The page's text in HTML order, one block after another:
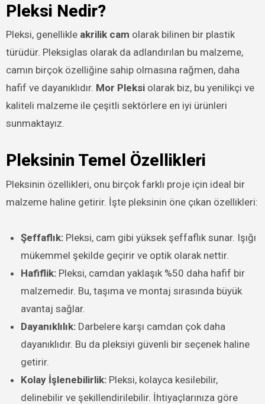
Pleksi Nedir?
Pleksi, genellikle akrilik cam olarak bilinen bir plastik
türüdür. Pleksiglas olarak da adlandırılan bu malzeme,
camın birçok özelliğine sahip olmasına rağmen, daha
hafif ve dayanıklıdır. Mor Pleksiolarak biz, bu yenilikçi ve
kaliteli malzeme ile çeşitli sektörlere en iyi ürünleri
sunmaktayız.
Pleksinin Temel Özellikleri
Pleksinin özellikleri, onu birçok farklı proje için ideal bir
malzeme haline getirir. İşte pleksinin öne çıkan özellikleri:
Şeffaflık: Pleksi, cam gibi yüksek şeffaflık sunar. Işığı
mükemmel şekilde geçirir ve optik olarak nettir.
Hafiflik: Pleksi, camdan yaklaşık %50 daha hafif bir
malzemedir. Bu, taşıma ve montaj sırasında büyük
avantaj sağlar.
Dayanıklılık: Darbelere karşı camdan çok daha
dayanıklıdır. Bu da pleksiyi güvenli bir seçenek haline
getirir.
Kolay İşlenebilirlik: Pleksi, kolayca kesilebilir,
delinebilir ve şekillendirilebilir. İhtiyaçlarınıza göre